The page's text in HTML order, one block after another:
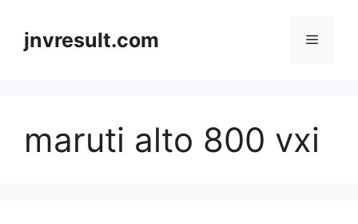
contentjnvresult.com Menu
maruti alto 800 vxi